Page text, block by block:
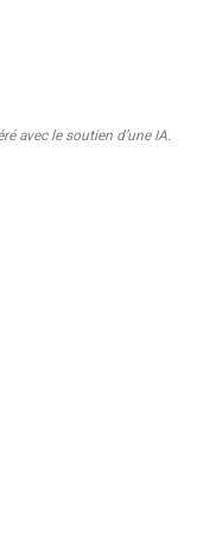
avec le soutien d’une IA.